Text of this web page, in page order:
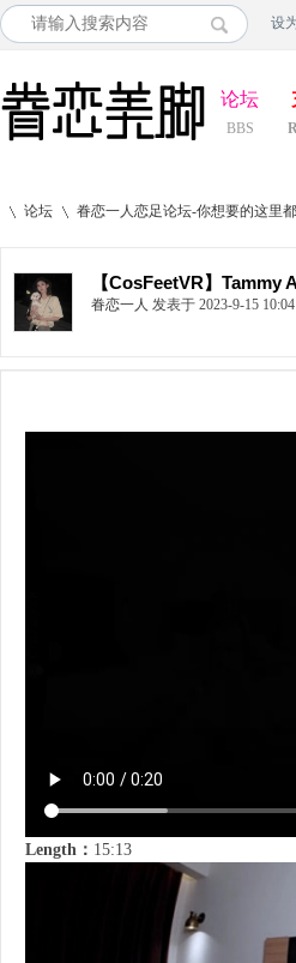
设
论坛
BBS
论坛
›
眷恋一人恋足论坛-你想要的这里
【CosFeetVR】Tammy
眷恋一人 发表于 2023-9-15
Length： 15:13